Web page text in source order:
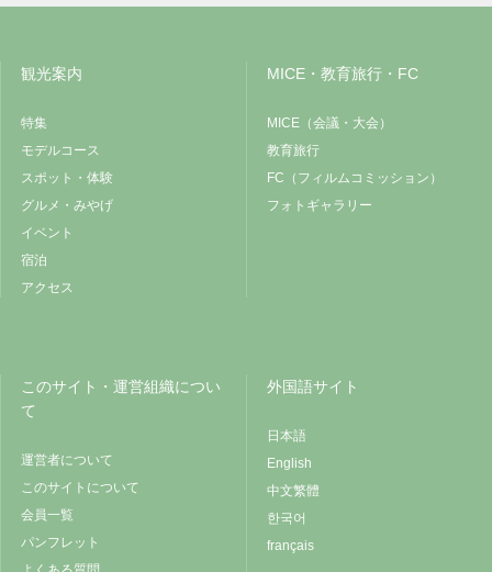
観光案内
特集
モデルコース
スポット・体験
グルメ・みやげ
イベント
宿泊
アクセス
MICE・教育旅行・FC
MICE（会議・大会）
教育旅行
FC（フィルムコミッション）
フォトギャラリー
このサイト・運営組織につい
て
運営者について
このサイトについて
会員一覧
パンフレット
外国語サイト
日本語
English
中文繁體
한국어
français